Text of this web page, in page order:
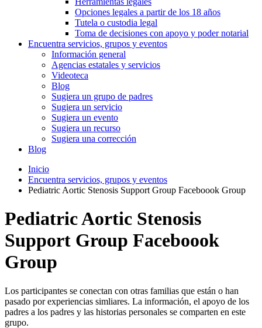
Opciones legales a partir de los 18 años
Tutela o custodia legal
Toma de decisiones con apoyo y poder notarial
Encuentra servicios, grupos y eventos
Información general
Agencias estatales y servicios
Videoteca
Blog
Sugiera un grupo de padres
Sugiera un servicio
Sugiera un evento
Sugiera un recurso
Sugiera una corrección
Blog
Inicio
Encuentra servicios, grupos y eventos
Pediatric Aortic Stenosis Support Group Faceboook Group
Pediatric Aortic Stenosis
Support Group Faceboook
Group
Los participantes se conectan con otras familias que están o han
pasado por experiencias simliares. La información, el apoyo de los
padres a los padres y las historias personales se comparten en este
grupo.